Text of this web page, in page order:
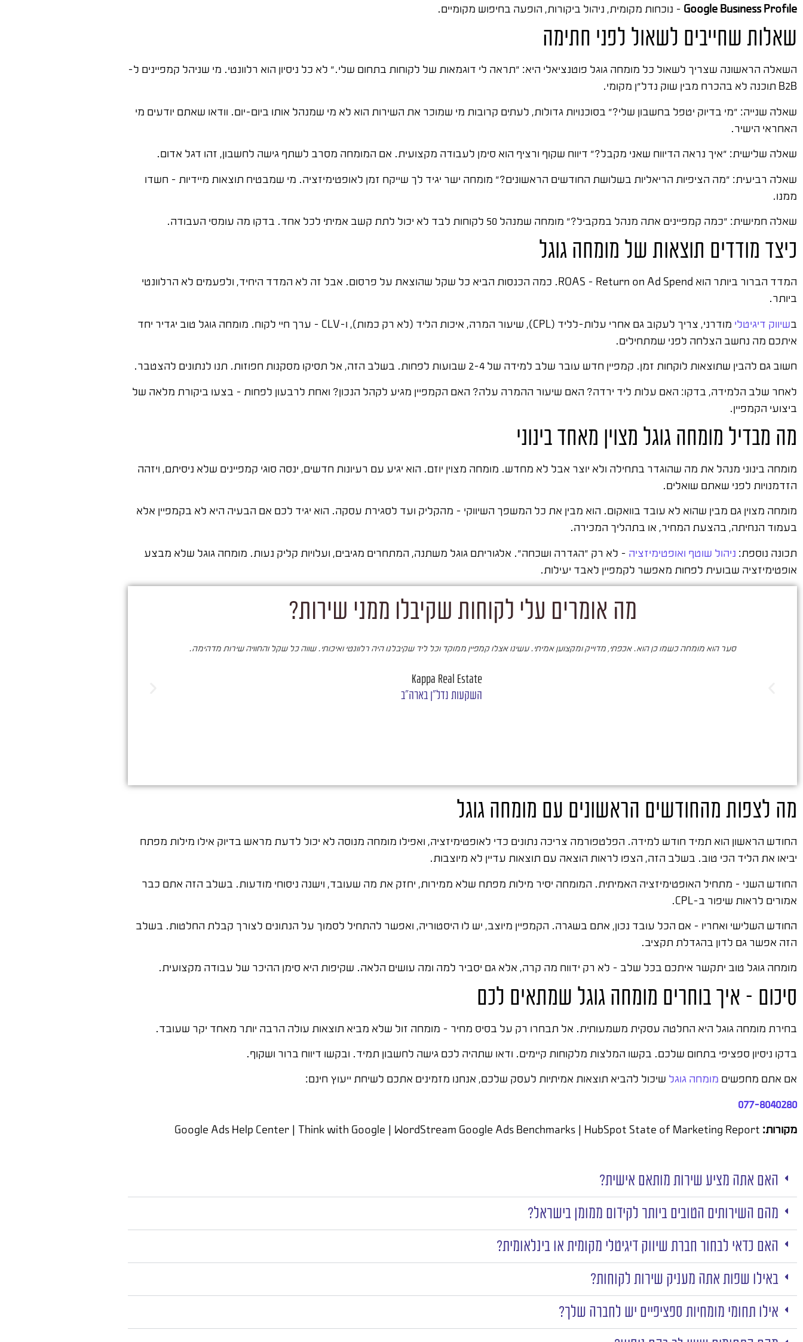
Google Business Profile – נוכחות מקומית, ניהול ביקורות, הופעה בחיפוש מקומיים.
שאלות שחייבים לשאול לפני חתימה
השאלה הראשונה שצריך לשאול כל מומחה גוגל פוטנציאלי היא: "תראה לי דוגמאות של לקוחות בתחום שלי." לא כל ניסיון הוא רלוונטי. מי שניהל קמפיינים ל-
B2B תוכנה לא בהכרח מבין שוק נדל"ן מקומי.
שאלה שנייה: "מי בדיוק יטפל בחשבון שלי?" בסוכנויות גדולות, לעתים קרובות מי שמוכר את השירות הוא לא מי שמנהל אותו ביום-יום. וודאו שאתם יודעים מי
האחראי הישיר.
שאלה שלישית: "איך נראה הדיווח שאני מקבל?" דיווח שקוף ורציף הוא סימן לעבודה מקצועית. אם המומחה מסרב לשתף גישה לחשבון, זהו דגל אדום.
שאלה רביעית: "מה הציפיות הריאליות בשלושת החודשים הראשונים?" מומחה ישר יגיד לך שייקח זמן לאופטימיזציה. מי שמבטיח תוצאות מיידיות – חשדו
ממנו.
שאלה חמישית: "כמה קמפיינים אתה מנהל במקביל?" מומחה שמנהל 50 לקוחות לבד לא יכול לתת קשב אמיתי לכל אחד. בדקו מה עומסי העבודה.
כיצד מודדים תוצאות של מומחה גוגל
המדד הברור ביותר הוא ROAS – Return on Ad Spend. כמה הכנסות הביא כל שקל שהוצאת על פרסום. אבל זה לא המדד היחיד, ולפעמים לא הרלוונטי
ביותר.
בשיווק דיגיטלי
מודרני, צריך לעקוב גם אחרי עלות-לליד (CPL), שיעור המרה, איכות הליד (לא רק כמות), ו-CLV – ערך חיי לקוח. מומחה גוגל טוב יגדיר יחד
איתכם מה נחשב הצלחה לפני שמתחילים.
חשוב גם להבין שתוצאות לוקחות זמן. קמפיין חדש עובר שלב למידה של 2-4 שבועות לפחות. בשלב הזה, אל תסיקו מסקנות חפוזות. תנו לנתונים להצטבר.
לאחר שלב הלמידה, בדקו: האם עלות ליד ירדה? האם שיעור ההמרה עלה? האם הקמפיין מגיע לקהל הנכון? ואחת לרבעון לפחות – בצעו ביקורת מלאה של
ביצועי הקמפיין.
מה מבדיל מומחה גוגל מצוין מאחד בינוני
מומחה בינוני מנהל את מה שהוגדר בתחילה ולא יוצר אבל לא מחדש. מומחה מצוין יוזם. הוא יגיע עם רעיונות חדשים, ינסה סוגי קמפיינים שלא ניסיתם, ויזהה
הזדמנויות לפני שאתם שואלים.
מומחה מצוין גם מבין שהוא לא עובד בוואקום. הוא מבין את כל המשפך השיווקי – מהקליק ועד לסגירת עסקה. הוא יגיד לכם אם הבעיה היא לא בקמפיין אלא
בעמוד הנחיתה, בהצעת המחיר, או בתהליך המכירה.
תכונה נוספת: ניהול שוטף ואופטימיזציה – לא רק "הגדרה ושכחה". אלגוריתם גוגל משתנה, המתחרים מגיבים, ועלויות קליק נעות. מומחה גוגל שלא מבצע
אופטימיזציה שבועית לפחות מאפשר לקמפיין לאבד יעילות.
מה אומרים עלי לקוחות שקיבלו ממני שירות?
סער הוא מומחה כשמו כן הוא. אכפתי, מדוייק ומקצוען אמיתי. עשינו אצלו קמפיין ממוקד וכל ליד שקיבלנו היה רלוונטי ואיכותי. שווה כל שקל והחוויה שירות מדהימה.
Kappa Real Estate
השקעות נדל"ן בארה"ב
מה לצפות מהחודשים הראשונים עם מומחה גוגל
החודש הראשון הוא תמיד חודש למידה. הפלטפורמה צריכה נתונים כדי לאופטימיזציה, ואפילו מומחה מנוסה לא יכול לדעת מראש בדיוק אילו מילות מפתח
יביאו את הליד הכי טוב. בשלב הזה, הצפו לראות הוצאה עם תוצאות עדיין לא מיוצבות.
החודש השני – מתחיל האופטימיזציה האמיתית. המומחה יסיר מילות מפתח שלא ממירות, יחזק את מה שעובד, וישנה ניסוחי מודעות. בשלב הזה אתם כבר
אמורים לראות שיפור ב-CPL.
החודש השלישי ואחריו – אם הכל עובד נכון, אתם בשגרה. הקמפיין מיוצב, יש לו היסטוריה, ואפשר להתחיל לסמוך על הנתונים לצורך קבלת החלטות. בשלב
הזה אפשר גם לדון בהגדלת תקציב.
מומחה גוגל טוב יתקשר איתכם בכל שלב – לא רק ידווח מה קרה, אלא גם יסביר למה ומה עושים הלאה. שקיפות היא סימן ההיכר של עבודה מקצועית.
סיכום – איך בוחרים מומחה גוגל שמתאים לכם
בחירת מומחה גוגל היא החלטה עסקית משמעותית. אל תבחרו רק על בסיס מחיר – מומחה זול שלא מביא תוצאות עולה הרבה יותר מאחד יקר שעובד.
בדקו ניסיון ספציפי בתחום שלכם. בקשו המלצות מלקוחות קיימים. ודאו שתהיה לכם גישה לחשבון תמיד. ובקשו דיווח ברור ושקוף.
אם אתם מחפשים מומחה גוגל שיכול להביא תוצאות אמיתיות לעסק שלכם, אנחנו מזמינים אתכם לשיחת ייעוץ חינם:
077-8040280
מקורות:
האם אתה מציע שירות מותאם אישית?
מהם השירותים הטובים ביותר לקידום ממומן בישראל?
האם כדאי לבחור חברת שיווק דיגיטלי מקומית או בינלאומית?
באילו שפות אתה מעניק שירות לקוחות?
אילו תחומי מומחיות ספציפיים יש לחברה שלך?